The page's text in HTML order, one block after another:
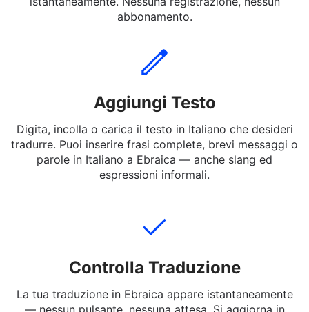
Basta incollare il tuo testo in inglese — ottieni Ebraica
abbonamento.
Aggiungi Testo
Digita, incolla o carica il testo in Italiano che desideri
tradurre. Puoi inserire frasi complete, brevi messaggi o
Controlla Traduzione